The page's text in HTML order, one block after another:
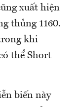
xuất hiện
thủng 1160.
khi
thể Short
biến này